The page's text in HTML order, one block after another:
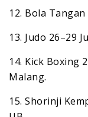
12. Bola
13. Judo 26–29
14. Kick Boxing
Malang.
15. Shorinji